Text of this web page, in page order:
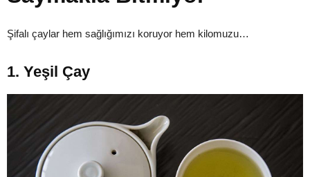
Şifalı çaylar hem sağlığımızı koruyor hem kilomuzu…
1. Yeşil Çay